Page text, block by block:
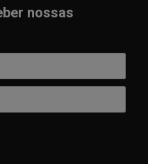
nossas